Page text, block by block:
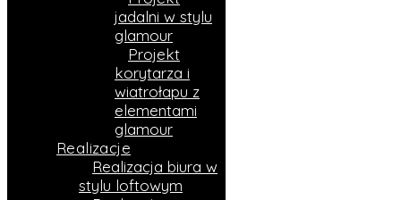
jadalni w stylu
glamour
Projekt
korytarza i
wiatrołapu z
elementami
glamour
Realizacje
Realizacja biura w
stylu loftowym